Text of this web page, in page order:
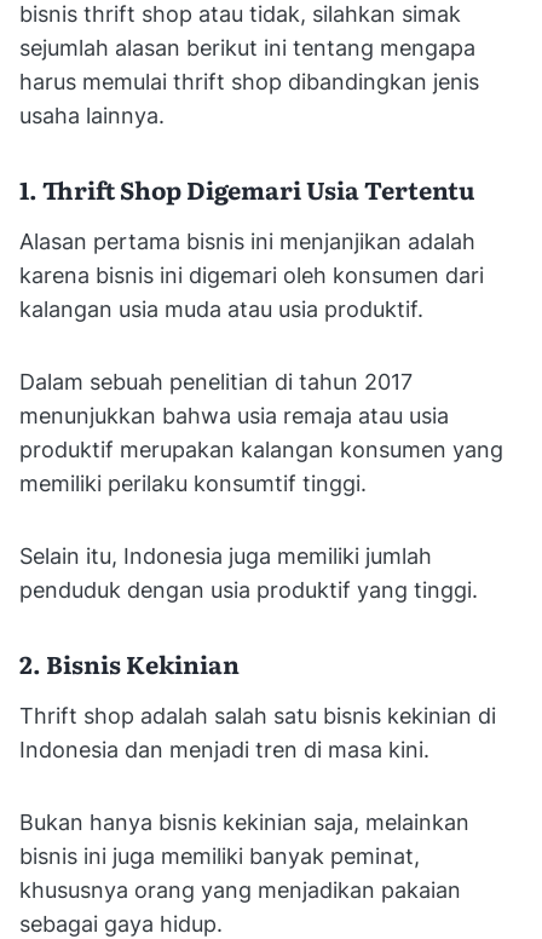
bisnis thrift shop atau tidak, silahkan simak
sejumlah alasan berikut ini tentang mengapa
harus memulai thrift shop dibandingkan jenis
usaha lainnya.
1. Thrift Shop Digemari Usia Tertentu
Alasan pertama bisnis ini menjanjikan adalah
karena bisnis ini digemari oleh konsumen dari
kalangan usia muda atau usia produktif.
Dalam sebuah penelitian di tahun 2017
menunjukkan bahwa usia remaja atau usia
produktif merupakan kalangan konsumen yang
memiliki perilaku konsumtif tinggi.
Selain itu, Indonesia juga memiliki jumlah
penduduk dengan usia produktif yang tinggi.
2. Bisnis Kekinian
Thrift shop adalah salah satu bisnis kekinian di
Indonesia dan menjadi tren di masa kini.
Bukan hanya bisnis kekinian saja, melainkan
bisnis ini juga memiliki banyak peminat,
khususnya orang yang menjadikan pakaian
sebagai gaya hidup.